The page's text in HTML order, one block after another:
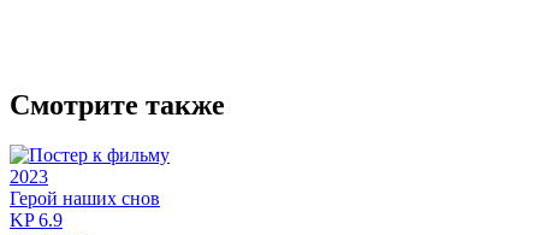
Смотрите также
2023
Герой наших снов
KP6.9